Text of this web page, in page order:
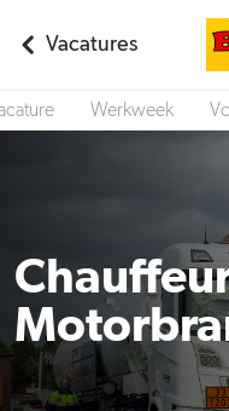
Vacatures
Werkweek